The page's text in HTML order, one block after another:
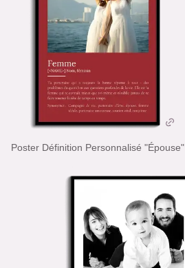
Poster Définition Personnalisé "Épouse"